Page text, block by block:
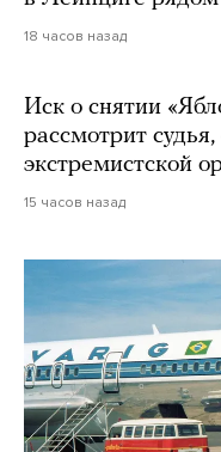
18 часов назад
Иск о снятии
рассмотрит
экстремистской
15 часов назад